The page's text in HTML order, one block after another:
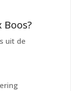
uit de